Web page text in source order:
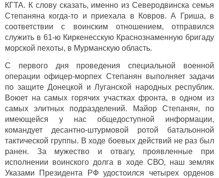
КГТА. К слову сказать, именно из Северодвинска семья
Степаняна когда-то и приехала в Ковров. А Гриша, в
соответствии с воинским отношением, отправился
служить в 61-ю Киркенесскую Краснознаменную бригаду
морской пехоты, в Мурманскую область.
С первого дня проведения специальной военной
операции офицер-морпех Степанян выполняет задачи
по защите Донецкой и Луганской народных республик.
Воюет на самых горячих участках фронта, в одном из
самых элитных подразделений. Майор Степанян, по
имеющейся у нас общедоступной информации,
командует десантно-штурмовой ротой батальонной
тактической группы. В ходе боевых действий не раз был
ранен. За мужество и отвагу, проявленные при
исполнении воинского долга в ходе СВО, наш земляк
Указами Президента РФ удостоился четырех орденов